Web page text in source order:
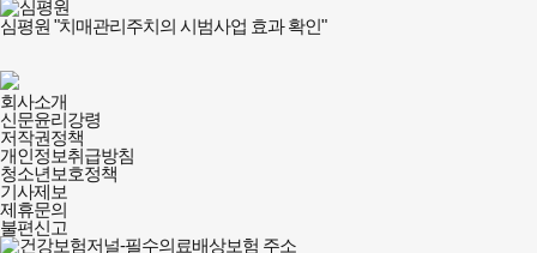
심평원 "치매관리주치의 시범사업 효과 확인"
건강보험저널-
필수의료배상보험
회사소개
및
정책안내
회사소개
신문윤리강령
저작권정책
개인정보취급방침
청소년보호정책
기사제보
제휴문의
불편신고